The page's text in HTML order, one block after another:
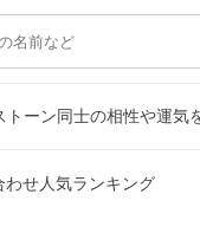
ーン同士の相性や運気
わせ人気ランキング